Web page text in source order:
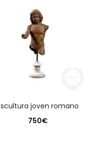
695€.
escultura joven romano
750€